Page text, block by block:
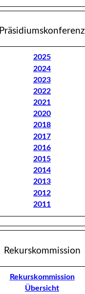
Präsidiumskonferenz
2025
2024
2023
2022
2021
2020
2018
2017
2016
2015
2014
2013
2012
2011
Rekurskommission
Rekurskommission
Übersicht